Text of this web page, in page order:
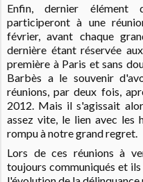
Enfin, dernier élément
participeront à une
février, avant chaque
dernière étant réservée
première à Paris et sans
Barbès a le souvenir
réunions, par deux fois,
2012. Mais il s'agissait
assez vite, le lien avec les
rompu à notre grand regret.
Lors de ces réunions à
toujours communiqués et